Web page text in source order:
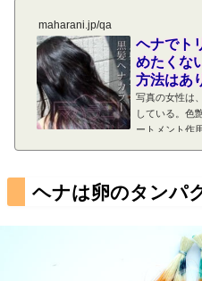
maharani.jp/qa
ヘナでト
めたくな
方法はあ
写真の女性は
している。色
ートメント作
ラーは入りま
る場合があり
影してみたと
るのがわかり
ヘナは卵のタンパ